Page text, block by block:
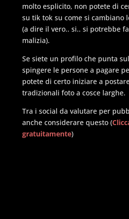
molto esplicito, non potete di
su tik tok su come si cambiano
(a dire il vero.. si.. si potrebbe
malizia).
Se siete un profilo che punta
spingere le persone a pagare
potete di certo iniziare a
tradizionali foto a cosce larghe.
Tra i social da valutare per
anche considerare questo (
gratuitamente)